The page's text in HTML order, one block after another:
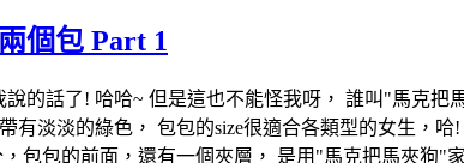
個包 Part 1
的話了! 哈哈~ 但是這也不能怪我呀， 誰叫"馬克
有淡淡的綠色， 包包的size很適合各類型的女生，
包包的前面，還有一個夾層， 是用"馬克把馬夾狗"